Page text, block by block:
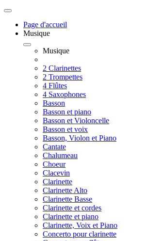
Page d'accueil
Musique
Musique
2 Clarinettes
2 Trompettes
4 Flûtes
4 Saxophones
Basson
Basson et piano
Basson et Violoncelle
Basson et voix
Basson, Violon et Piano
Cantate
Chalumeau
Choeur
Clacevin
Clarinette
Clarinette Alto
Clarinette Basse
Clarinette et cordes
Clarinette et piano
Clarinette, Voix et Piano
Concerto pour clarinette